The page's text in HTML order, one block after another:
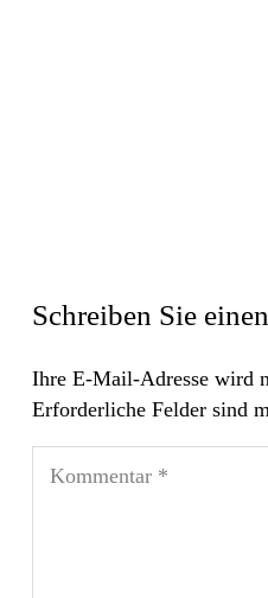
Schreiben Sie
Ihre E-Mail-Adresse wird
Erforderliche Felder sind